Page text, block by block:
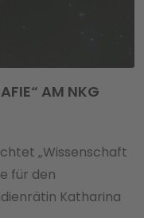
AM NKG
„Wissenschaft
für den
Katharina